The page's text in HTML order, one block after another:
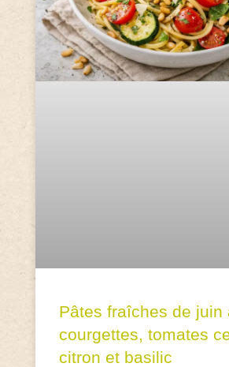
Pâtes fraîches de juin
courgettes, tomates
citron et basilic